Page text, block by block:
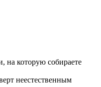
на которую собираете
неестественным